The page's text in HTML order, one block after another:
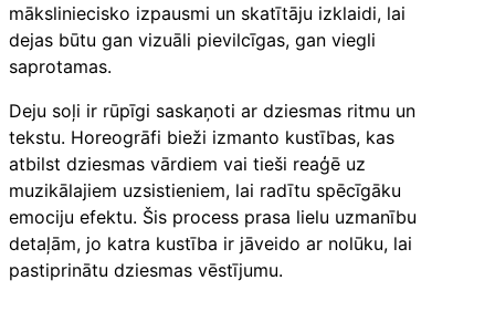
māksliniecisko izpausmi un skatītāju izklaidi, lai
dejas būtu gan vizuāli pievilcīgas, gan viegli
saprotamas.
Deju soļi ir rūpīgi saskaņoti ar dziesmas ritmu un
tekstu. Horeogrāfi bieži izmanto kustības, kas
atbilst dziesmas vārdiem vai tieši reaģē uz
muzikālajiem uzsistieniem, lai radītu spēcīgāku
emociju efektu. Šis process prasa lielu uzmanību
detaļām, jo katra kustība ir jāveido ar nolūku, lai
pastiprinātu dziesmas vēstījumu.